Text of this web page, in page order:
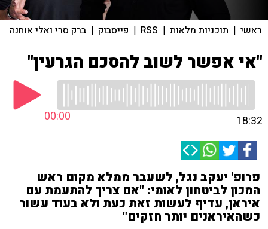
ראשי | תוכניות מלאות |
RSS
| פייסבוק | ברק סרי ואלי אוחנה
"אי אפשר לשוב להסכם הגרעין"
00:00 18:32
פרופ' יעקב נגל, לשעבר ממלא מקום ראש
המכון לביטחון לאומי: "אם צריך להתעמת עם
איראן, עדיף לעשות זאת כעת ולא בעוד עשור
כשהאיראנים יותר חזקים"